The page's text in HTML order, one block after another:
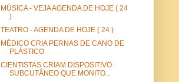
MÚSICA - VEJA AGENDA DE HOJE ( 24
)
TEATRO - AGENDA DE HOJE ( 24 )
MÉDICO CRIA PERNAS DE CANO DE
PLÁSTICO
CIENTISTAS CRIAM DISPOSITIVO
SUBCUTÂNEO QUE MONITO...